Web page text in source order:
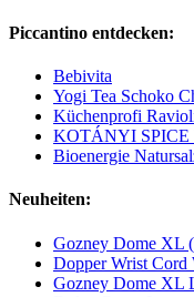
Piccantino entdecken:
Bebivita
Yogi Tea Schoko
Küchenprofi
KOTÁNYI SPICE
Bioenergie
Neuheiten:
Gozney Dome XL
Dopper Wrist
Gozney Dome XL